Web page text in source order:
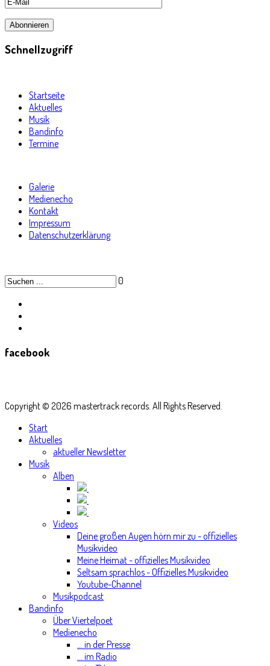
Schnellzugriff
Startseite
Aktuelles
Musik
Bandinfo
Termine
Galerie
Medienecho
Kontakt
Impressum
Datenschutzerklärung
0
facebook
Copyright © 2026 mastertrack records. All Rights Reserved.
Start
Aktuelles
aktueller Newsletter
Musik
Alben
Videos
Deine großen Augen hörn mir zu - offizielles
Musikvideo
Meine Heimat - offizielles Musikvideo
Seltsam sprachlos - Offizielles Musikvideo
Youtube-Channel
Musikpodcast
Bandinfo
Über Viertelpoet
Medienecho
... in der Presse
... im Radio